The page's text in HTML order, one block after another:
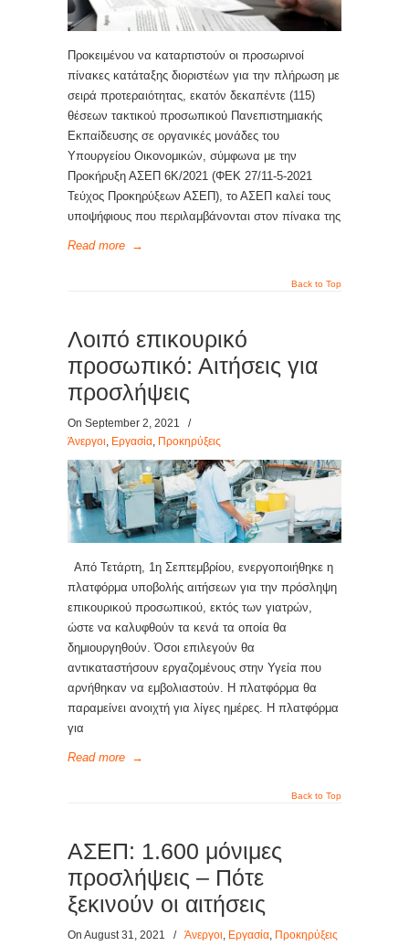
Προκειμένου να καταρτιστούν οι προσωρινοί
πίνακες κατάταξης διοριστέων για την πλήρωση με
σειρά προτεραιότητας, εκατόν δεκαπέντε (115)
θέσεων τακτικού προσωπικού Πανεπιστημιακής
Εκπαίδευσης σε οργανικές μονάδες του
Υπουργείου Οικονομικών, σύμφωνα με την
Προκήρυξη ΑΣΕΠ 6Κ/2021 (ΦΕΚ 27/11-5-2021
Τεύχος Προκηρύξεων ΑΣΕΠ), το ΑΣΕΠ καλεί τους
υποψήφιους που περιλαμβάνονται στον πίνακα της
Read more →
Back to Top
Λοιπό επικουρικό
προσωπικό: Αιτήσεις για
προσλήψεις
On September 2, 2021
/
Άνεργοι, Εργασία, Προκηρύξεις
Από Τετάρτη, 1η Σεπτεμβρίου, ενεργοποιήθηκε η
πλατφόρμα υποβολής αιτήσεων για την πρόσληψη
επικουρικού προσωπικού, εκτός των γιατρών,
ώστε να καλυφθούν τα κενά τα οποία θα
δημιουργηθούν. Όσοι επιλεγούν θα
αντικαταστήσουν εργαζομένους στην Υγεία που
αρνήθηκαν να εμβολιαστούν. Η πλατφόρμα θα
παραμείνει ανοιχτή για λίγες ημέρες. Η πλατφόρμα
για
Read more →
Back to Top
ΑΣΕΠ: 1.600 μόνιμες
προσλήψεις – Πότε
ξεκινούν οι αιτήσεις
On August 31, 2021 / Άνεργοι, Εργασία, Προκηρύξεις